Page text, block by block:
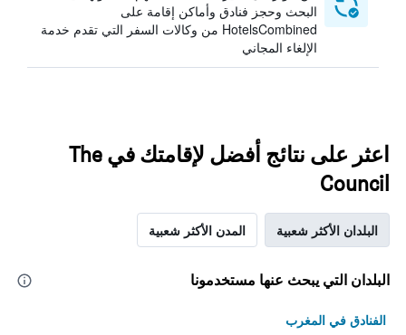
البحث وحجز فنادق وأماكن إقامة على
HotelsCombined من وكالات السفر التي تقدم خدمة
الإلغاء المجاني
اعثر على نتائج أفضل لإقامتك في The
Council
البلدان الأكثر شعبية المدن الأكثر شعبية
البلدان التي يبحث عنها مستخدمونا
الفنادق في المغرب